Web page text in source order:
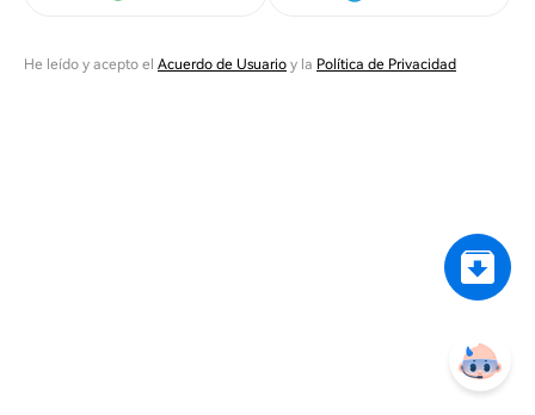
He leído y acepto el Acuerdo de Usuario y la Política de Privacidad